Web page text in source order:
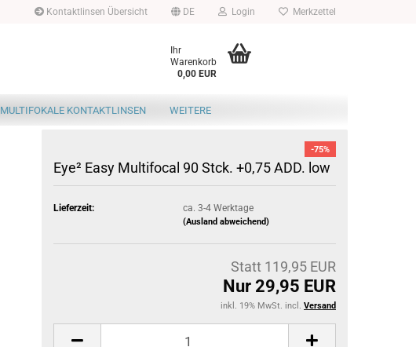
Kontaktlinsen Übersicht DE Login Merkzettel
Ihr
Warenkorb
0,00 EUR
MULTIFOKALE KONTAKTLINSEN WEITERE
-75%
Eye² Easy Multifocal 90 Stck. +0,75 ADD. low
Lieferzeit: ca. 3-4 Werktage
(Ausland abweichend)
Statt 119,95 EUR
Nur 29,95 EUR
inkl. 19% MwSt. incl. Versand